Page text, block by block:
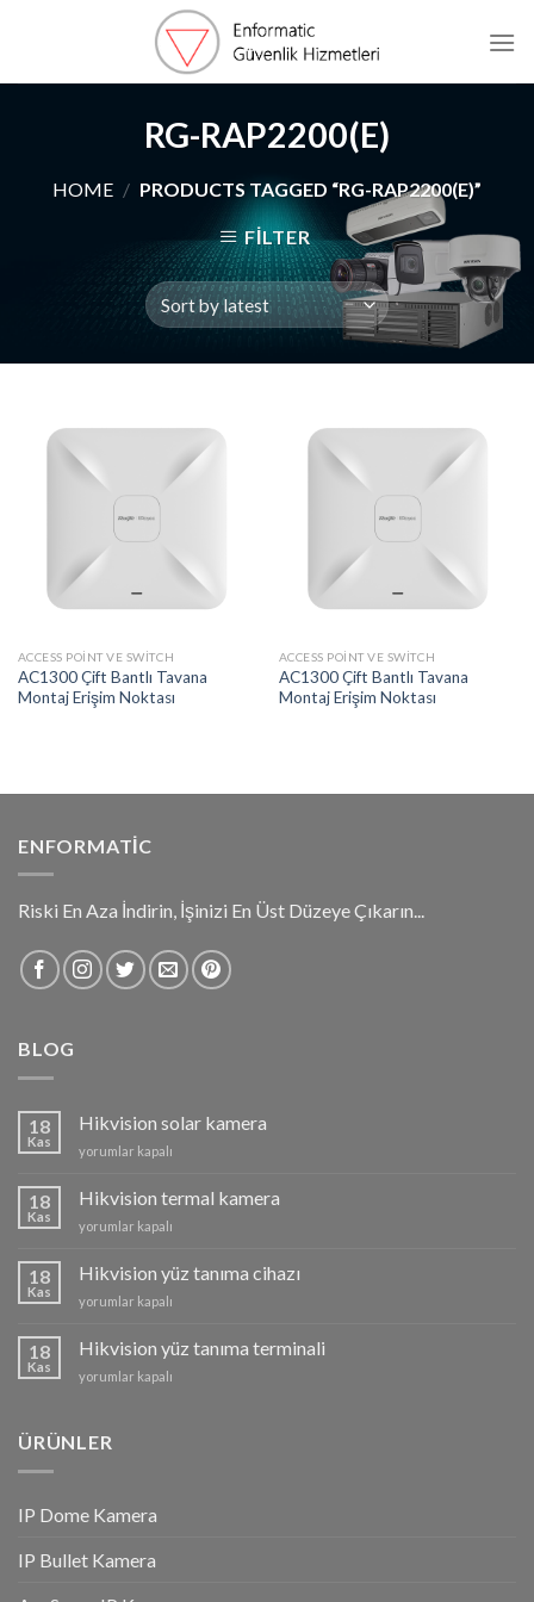
RG-RAP2200(E)
HOME / PRODUCTS TAGGED “RG-RAP2200(E)”
FILTER
ACCESS POINT VE SWITCH
AC1300 Çift Bantlı Tavana
Montaj Erişim Noktası
ACCESS POINT VE SWITCH
AC1300 Çift Bantlı Tavana
Montaj Erişim Noktası
ENFORMATIC
Riski En Aza İndirin, İşinizi En Üst Düzeye Çıkarın...
BLOG
18
Kas
Hikvision solar kamera
Hikvision
kamera
için
yorumlar kapalı
18
Kas
Hikvision termal kamera
Hikvision
kamera
için
yorumlar kapalı
18
Kas
Hikvision yüz tanıma cihazı
Hikvision
tanıma
cihazı
için
yorumlar kapalı
18
Kas
Hikvision yüz tanıma terminali
Hikvision
terminali
yorumlar kapalı
ÜRÜNLER
IP Dome Kamera
IP Bullet Kamera